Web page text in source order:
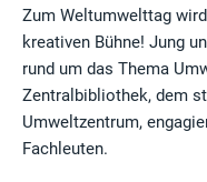
Zum Weltumwelttag
kreativen Bühne! Jung
rund um das Thema
Zentralbibliothek, dem
Umweltzentrum,
Fachleuten.